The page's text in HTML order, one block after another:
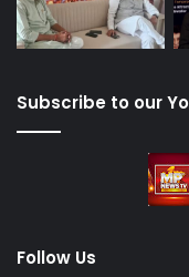
Subscribe to our
Follow Us